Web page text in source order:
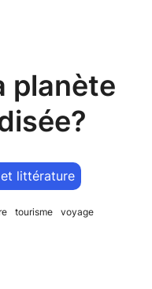
planète
littérature
tourisme voyage